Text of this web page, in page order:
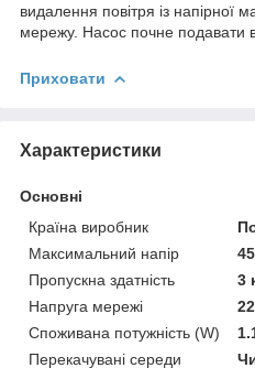
видалення повітря із напірної
мережу. Насос почне подавати
Приховати
Характеристики
Основні
Країна виробник
Максимальний напір
Пропускна здатність
3
Напруга мережі
Споживана потужність (W)
Перекачувані середи